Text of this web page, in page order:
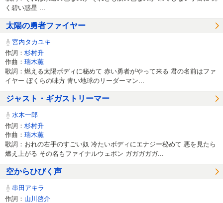
く碧い惑星 ...
太陽の勇者ファイヤー
宮内タカユキ
作詞： 杉村升
作曲： 瑞木薫
歌詞：燃える太陽ボディに秘めて 赤い勇者がやって来る 君の名前はファ
イヤー ぼくらの味方 青い地球のリーダーマン...
ジャスト・ギガストリーマー
水木一郎
作詞： 杉村升
作曲： 瑞木薫
歌詞：おれの右手のすごい奴 冷たいボディにエナジー秘めて 悪を見たら
燃え上がる その名もファイナルウェポン ガガガガガ...
空からひびく声
串田アキラ
作詞： 山川啓介